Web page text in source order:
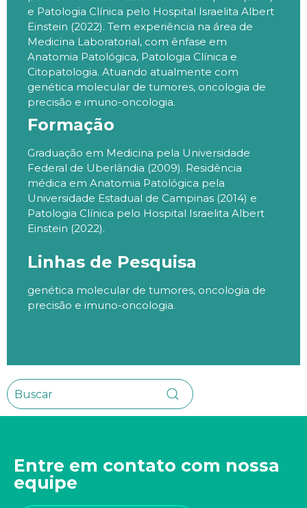
e Patologia Clínica pelo Hospital Israelita Albert
Einstein (2022). Tem experiência na área de
Medicina Laboratorial, com ênfase em
Anatomia Patológica, Patologia Clínica e
Citopatologia. Atuando atualmente com
genética molecular de tumores, oncologia de
precisão e imuno-oncologia.
Formação
Graduação em Medicina pela Universidade
Federal de Uberlândia (2009). Residência
médica em Anatomia Patológica pela
Universidade Estadual de Campinas (2014) e
Patologia Clínica pelo Hospital Israelita Albert
Einstein (2022).
Linhas de Pesquisa
genética molecular de tumores, oncologia de
precisão e imuno-oncologia.
Entre em contato com nossa
equipe